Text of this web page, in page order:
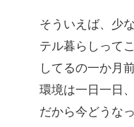
そういえば、少
テル暮らしって
してるの一か月
環境は一日一日
だから今どうな